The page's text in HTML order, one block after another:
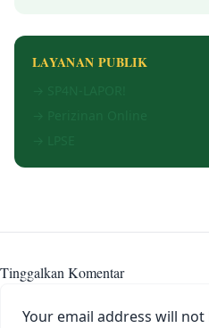
LAYANAN PUBLIK
Tinggalkan Komentar
Your email address will